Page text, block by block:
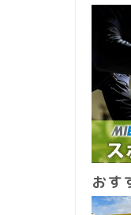
おす